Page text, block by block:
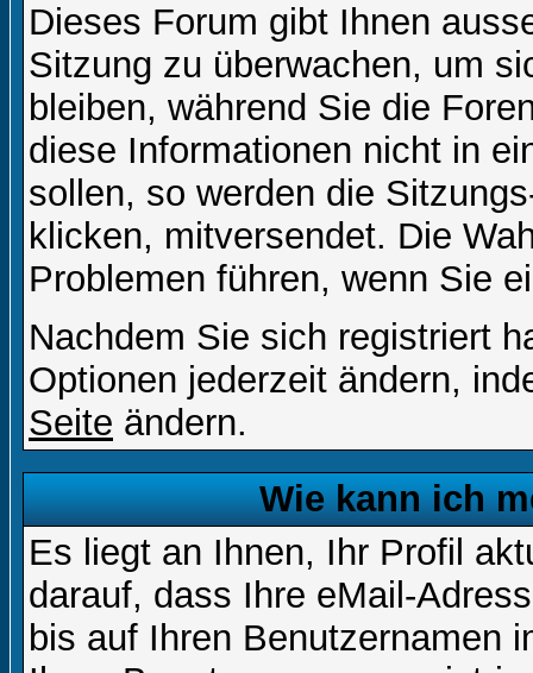
Dieses Forum gibt Ihnen
Sitzung zu überwachen, um
bleiben, während Sie die
diese Informationen nicht in
sollen, so werden die
klicken, mitversendet. Die
Problemen führen, wenn Sie
Nachdem Sie sich registriert
Optionen jederzeit ändern,
Seite ändern.
Wie kann ich
Es liegt an Ihnen, Ihr Profil
darauf, dass Ihre eMail-
bis auf Ihren Benutzernamen